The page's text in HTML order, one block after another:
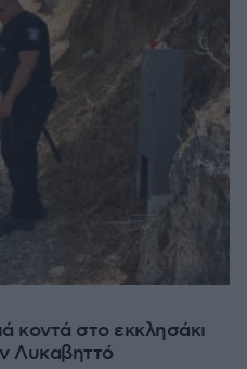
κοντά στο εκκλησάκι
Λυκαβηττό